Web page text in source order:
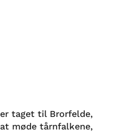
taget til Brorfelde,
møde tårnfalkene,